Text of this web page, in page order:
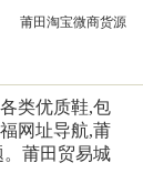
莆田淘宝微商货源
类优质鞋,包
网址导航,莆
莆田贸易城